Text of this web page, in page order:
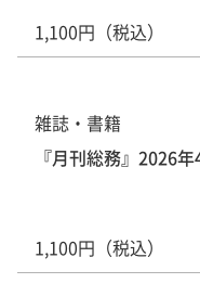
1,100円（税込）
雑誌・書籍
『月刊総務』2026
1,100円（税込）